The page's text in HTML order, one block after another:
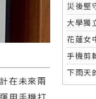
在未來兩
下雨天